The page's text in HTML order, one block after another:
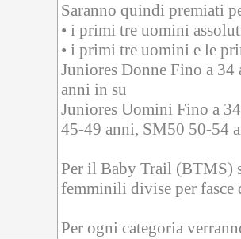
Saranno quindi premiati
• i primi tre uomini
• i primi tre uomini e le
Juniores Donne Fino a
anni in su
Juniores Uomini Fino a
45-49 anni, SM50 50-54
Per il Baby Trail (BTMS)
femminili divise per fasce
Per ogni categoria